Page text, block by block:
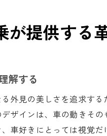
試乗会での実践的なア
マツダのモデル比較と選
が提供する
解する
外見の美しさを追求す
ザインは、車の動きそ
車好きにとっては視覚